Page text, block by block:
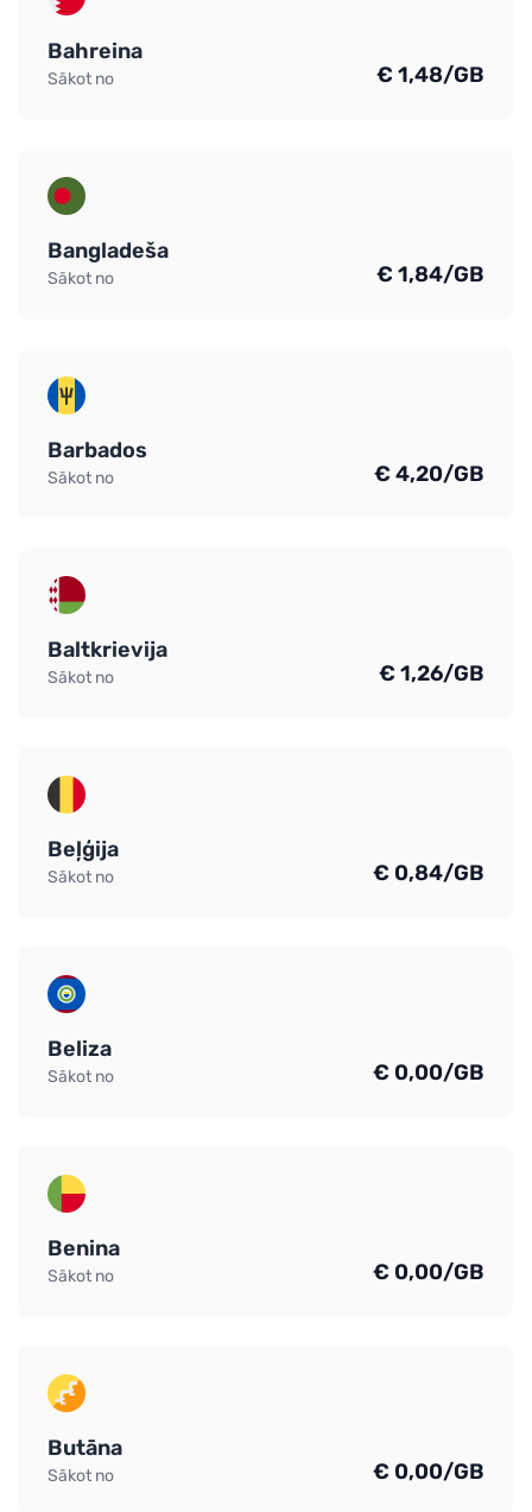
Bahreina
Sākot no € 1,48/GB
Bangladeša
Sākot no € 1,84/GB
Barbados
Sākot no € 4,20/GB
Baltkrievija
Sākot no € 1,26/GB
Beļģija
Sākot no € 0,84/GB
Beliza
Sākot no € 0,00/GB
Benina
Sākot no € 0,00/GB
Butāna
Sākot no € 0,00/GB